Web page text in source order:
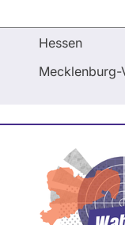
Hessen
Andreas Jung
Dieser Politiker hat
Mandat und keine
oder EU-Ebene.
Wahlliste werden bei